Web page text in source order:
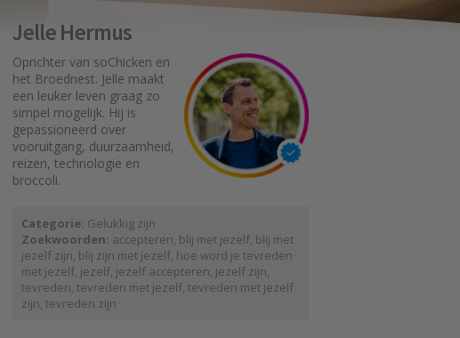
Jelle Hermus
Oprichter van soChicken en
het Broednest. Jelle maakt
een leuker leven graag zo
simpel mogelijk. Hij is
gepassioneerd over
vooruitgang, duurzaamheid,
reizen, technologie en
broccoli.
Categorie: Gelukkig zijn
Zoekwoorden: accepteren, blij met jezelf, blij met
jezelf zijn, blij zijn met jezelf, hoe word je tevreden
met jezelf, jezelf, jezelf accepteren, jezelf zijn,
tevreden, tevreden met jezelf, tevreden met jezelf
zijn, tevreden zijn